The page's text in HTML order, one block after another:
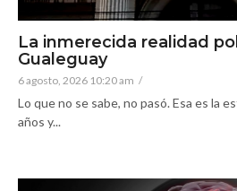
La inmerecida realidad
Gualeguay
6 agosto, 2026 10:20 am /
Lo que no se sabe, no pasó. Esa es la
años y...